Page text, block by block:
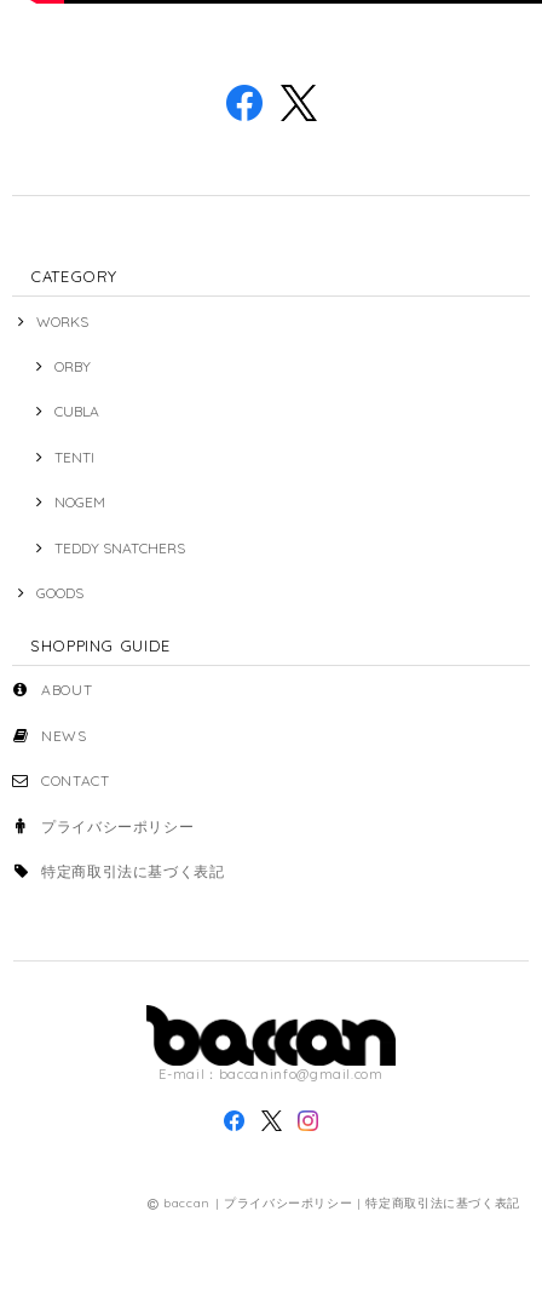
CATEGORY
WORKS
ORBY
CUBLA
TENTI
NOGEM
TEDDY SNATCHERS
GOODS
SHOPPING GUIDE
ABOUT
NEWS
CONTACT
プライバシーポリシー
特定商取引法に基づく表記
E-mail： baccaninfo@gmail.com
baccan | プライバシーポリシー |特定商取引法に基づく表記